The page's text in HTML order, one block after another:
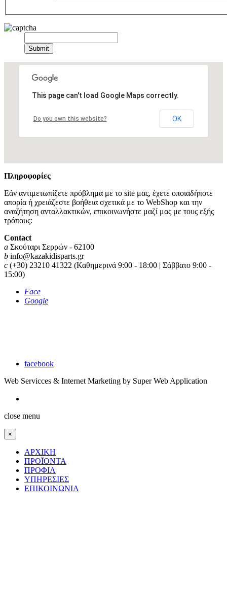
This page can't load Google Maps correctly.
Do you own this website? OK
Πληροφορίες
Εάν αντιμετωπίζετε πρόβλημα με το site μας, έχετε οποιαδήποτε
απορία ή χρειάζεστε βοήθεια σχετικά με το WebShop και την
αναζήτηση ανταλλακτικών, επικοινωνήστε μαζί μας με τους εξής
τρόπους:
Contact
a Σκούταρι Σερρών - 62100
b info@kazakidisparts.gr
c (+30) 23210 41322 (Καθημερινά 9:00 - 18:00 | Σάββατο 9:00 -
15:00)
Face
Google
facebook
Web Servicces & Internet Marketing by Super Web Application
close menu
×
ΑΡΧΙΚΗ
ΠΡΟΪΟΝΤΑ
ΠΡΟΦΙΛ
ΥΠΗΡΕΣΙΕΣ
ΕΠΙΚΟΙΝΩΝΙΑ